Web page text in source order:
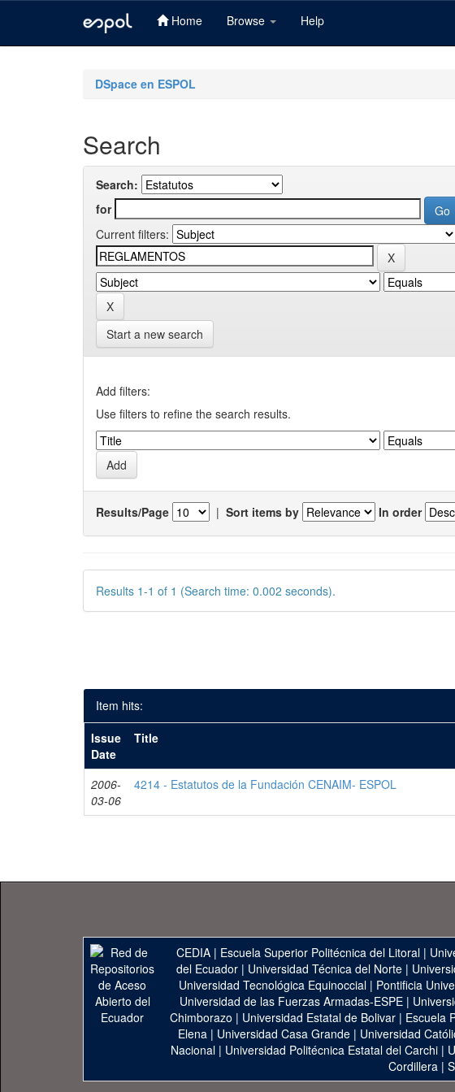
Home Browse Help
DSpace en ESPOL
Search
Search:
for
Current filters:
Start a new search
Add filters:
Use filters to refine the search results.
Results/Page | Sort items by In order
Results 1-1 of 1 (Search time: 0.002 seconds).
Item hits:
Issue
Date
Title
2006-
03-06
4214 - Estatutos de la Fundación CENAIM- ESPOL
CEDIA | Escuela Superior Politécnica del Litoral |
del Ecuador| Universidad Técnica del Norte|
Universidad Tecnológica Equinoccial| Pontificia
Universidad de las Fuerzas Armadas-ESPE |
Chimborazo | Universidad Estatal de Bolivar| Escuela
Elena | Universidad Casa Grande | Universidad
Nacional | Universidad Politécnica Estatal del Carchi |
Cordillera|